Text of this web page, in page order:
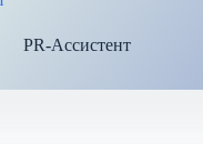
PR-Ассистент